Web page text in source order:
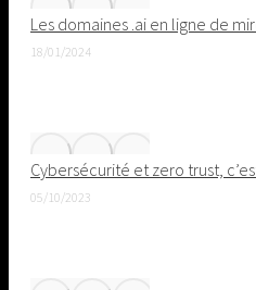
Les domaines .ai en ligne de
18/01/2024
Cybersécurité et zero trust,
05/10/2023